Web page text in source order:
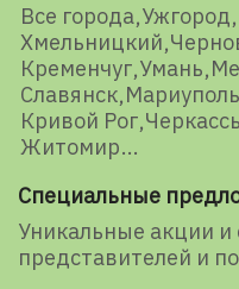
Все города Ужгород
Хмельницкий
Кременчуг Умань
Славянск Мариуполь
Кривой Рог
Житомир
Специальные
Уникальные акции
представителей и